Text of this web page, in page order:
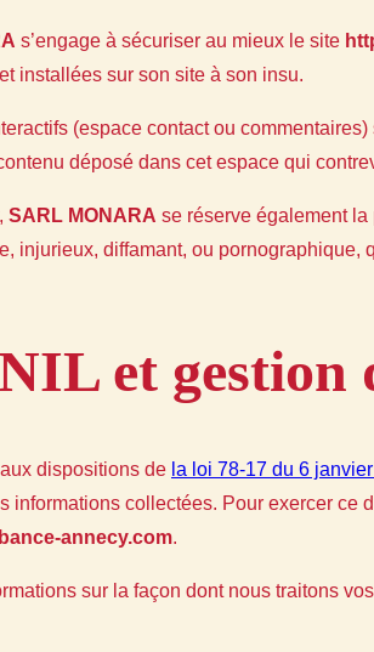
s’engage à sécuriser au mieux le site
installées sur son site à son insu.
(espace contact ou
déposé dans cet espace qui
SARL MONARA se réserve également
injurieux, diffamant, ou
et gestion
dispositions de la loi 78-17 du 6
informations collectées. Pour exercer ce
annecy.com.
sur la façon dont nous traitons